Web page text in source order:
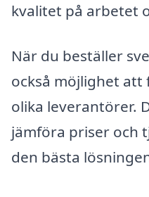
kvalitet på arbetet
När du beställer
också möjlighet
olika leverantörer.
jämföra priser och
den bästa